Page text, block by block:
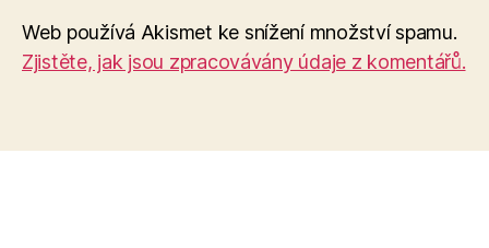
Web používá Akismet ke snížení množství spamu.
Zjistěte, jak jsou zpracovávány údaje z komentářů.